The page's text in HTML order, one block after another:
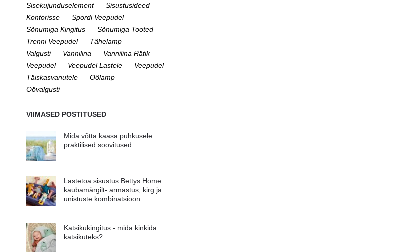
Sisekujunduselement
Sisustusideed
Kontorisse
Spordi Veepudel
Sõnumiga Kingitus
Sõnumiga Tooted
Trenni Veepudel
Tähelamp
Valgusti
Vannilina
Vannilina Rätik
Veepudel
Veepudel Lastele
Veepudel
Täiskasvanutele
Öölamp
Öövalgusti
VIIMASED POSTITUSED
Mida võtta kaasa puhkusele:
praktilised soovitused
Lastetoa sisustus Bettys Home
kaubamärgilt- armastus, kirg ja
unistuste kombinatsioon
Katsikukingitus - mida kinkida
katsikuteks?